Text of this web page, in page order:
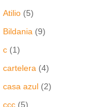
Atilio (5)
Bildania (9)
c (1)
cartelera (4)
casa azul (2)
ccc (5)